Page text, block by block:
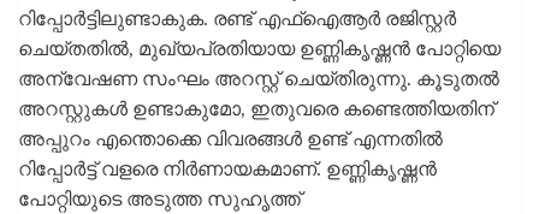
റിപ്പോര്‍ട്ടിലുണ്ടാകുക. രണ്ട് എഫ്ഐആര്‍ രജിസ്റ്റര്‍
ചെയ്തതില്‍, മുഖ്യപ്രതിയായ ഉണ്ണികൃഷ്ണന്‍ പോറ്റിയെ
അന്വേഷണ സംഘം അറസ്റ്റ് ചെയ്തിരുന്നു. കൂടുതല്‍
അറസ്റ്റുകള്‍ ഉണ്ടാകുമോ, ഇതുവരെ കണ്ടെത്തിയതിന്
അപ്പുറം എന്തൊക്കെ വിവരങ്ങള്‍ ഉണ്ട് എന്നതില്‍
റിപ്പോര്‍ട്ട് വളരെ നിര്‍ണായകമാണ്. ഉണ്ണികൃഷ്ണന്‍
പോറ്റിയുടെ അടുത്ത സുഹൃത്ത്